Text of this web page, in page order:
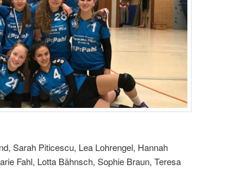
Sarah Piticescu, Lea Lohrengel, Hannah
Fahl, Lotta Bähnsch, Sophie Braun, Teresa